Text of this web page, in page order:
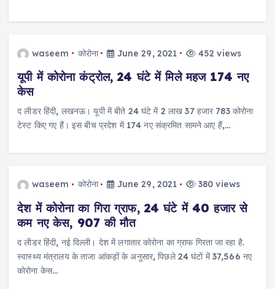
waseem कोरोना June 29, 2021 452 views
यूपी में कोरोना कंट्रोल, 24 घंटे में मिले महज 174 नए
केस
द लीडर हिंदी, लखनऊ। यूपी में बीते 24 घंटे में 2 लाख 37 हजार 783 कोरोना
टेस्ट किए गए हैं। इस बीच प्रदेश में 174 नए संक्रमित सामने आए हैं,…
waseem कोरोना June 29, 2021 380 views
देश में कोरोना का गिरा ग्राफ, 24 घंटे में 40 हजार से
कम नए केस, 907 की मौत
द लीडर हिंदी, नई दिल्ली। देश में लगातार कोरोना का ग्राफ गिरता जा रहा है.
स्वास्थ्य मंत्रालय के ताजा आंकड़ों के अनुसार, पिछले 24 घंटों में 37,566 नए
कोरोना केस…